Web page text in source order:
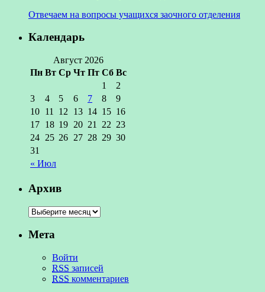
Отвечаем на вопросы учащихся заочного отделения
Календарь
Август 2026
Пн Вт Ср Чт Пт Сб Вс
« Июл
1
2
3
4 5 6 7 8
9
10 11 12 13 14 15 16
17 18 19 20 21 22 23
24 25 26 27 28 29 30
31
Архив
Мета
Войти
RSS записей
RSS комментариев